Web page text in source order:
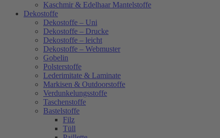
Kaschmir & Edelhaar Mantelstoffe
Dekostoffe
Dekostoffe – Uni
Dekostoffe – Drucke
Dekostoffe – leicht
Dekostoffe – Webmuster
Gobelin
Polsterstoffe
Lederimitate & Laminate
Markisen & Outdoorstoffe
Verdunkelungsstoffe
Taschenstoffe
Bastelstoffe
Filz
Tüll